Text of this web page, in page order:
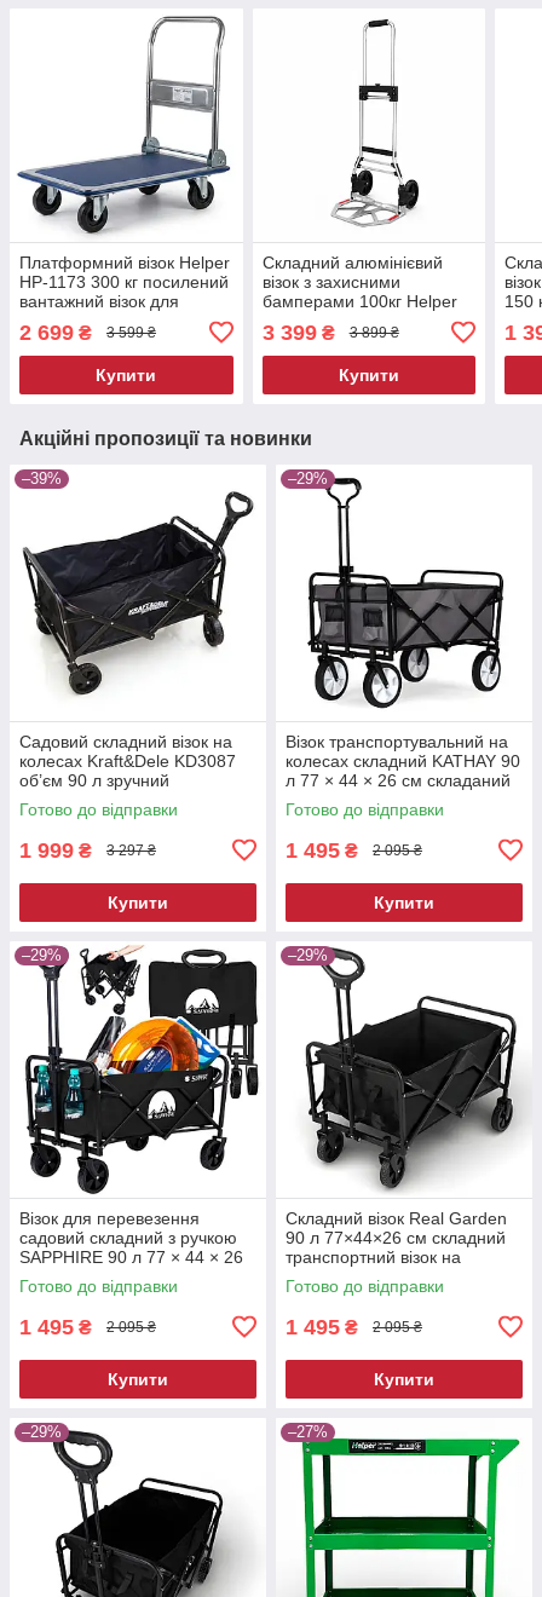
Платформний візок Helper
HP-1173 300 кг посилений
вантажний візок для
2 699 ₴ 3 599 ₴
Купити
Складний алюмінієвий
візок з захисними
бамперами 100кг Helper
перевезення
3 399₴ 3 899 ₴
Купити
150
1
Акційні пропозиції та новинки
–39%
Садовий складний візок на
колесах Kraft&Dele KD3087
об’єм 90 л зручний
транспортний візок
Готово до відправки
1 999 ₴ 3 297 ₴
Купити
–29%
Візок транспортувальний на
колесах складний KATHAY 90
л 77 × 44 × 26 см складаний
візок для дачі садовий візок
Готово до відправки
1 495 ₴ 2 095 ₴
Купити
–29%
Візок для перевезення
садовий складний з ручкою
SAPPHIRE 90 л 77 × 44 × 26
см візок транспортувальний
на колесах
Готово до відправки
1 495 ₴ 2 095 ₴
Купити
–29%
Складний візок Real Garden
90 л 77×44×26 см складний
транспортний візок на
колесах для дачі складаний
транспортний візок
Готово до відправки
1 495 ₴ 2 095 ₴
Купити
–29% –27%